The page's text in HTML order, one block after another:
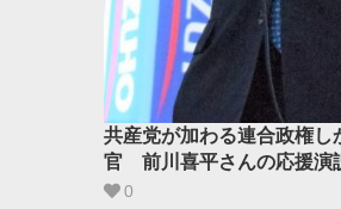
共産党が加わる連合政権し
官 前川喜平さんの応援演
0